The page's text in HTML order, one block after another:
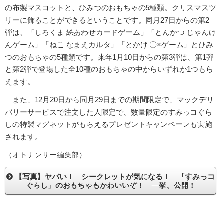
の布製マスコットと、ひみつのおもちゃの5種類。クリスマスツ
リーに飾ることができるということです。同月27日からの第2
弾は、「しろくま 絵あわせカードゲーム」「とんかつ じゃんけ
んゲーム」「ねこ なまえカルタ」「とかげ 〇×ゲーム」とひみ
つのおもちゃの5種類です。来年1月10日からの第3弾は、第1弾
と第2弾で登場した全10種のおもちゃの中からいずれか1つもら
えます。
また、12月20日から同月29日までの期間限定で、マックデリ
バリーサービスで注文した人限定で、数量限定のすみっコぐら
しの特製マグネットがもらえるプレゼントキャンペーンも実施
されます。
（オトナンサー編集部）
【写真】ヤバい！ シークレットが気になる！ 「すみっコ
ぐらし」のおもちゃもかわいいぞ！ 一挙、公開！